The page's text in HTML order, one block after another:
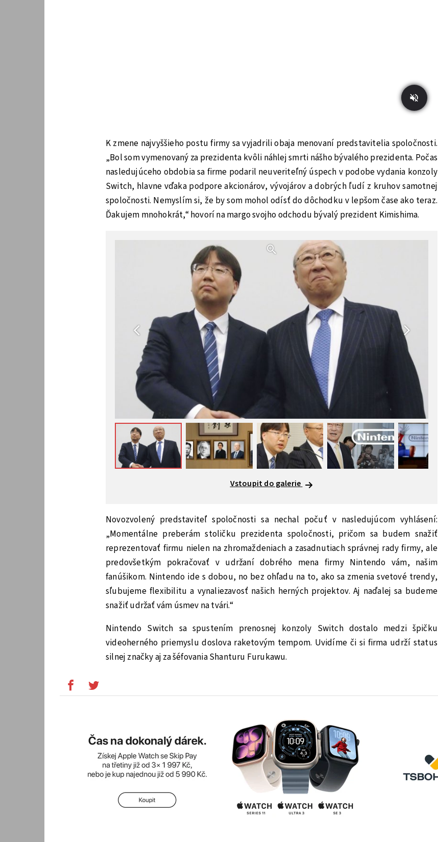
K zmene najvyššieho postu firmy sa vyjadrili obaja menovaní predstavitelia spoločnosti.
„Bol som vymenovaný za prezidenta kvôli náhlej smrti nášho bývalého prezidenta. Počas
nasledujúceho obdobia sa firme podaril neuveriteľný úspech v podobe vydania konzoly
Switch, hlavne vďaka podpore akcionárov, vývojárov a dobrých ľudí z kruhov samotnej
spoločnosti. Nemyslím si, že by som mohol odísť do dôchodku v lepšom čase ako teraz.
Ďakujem mnohokrát,“ hovorí na margo svojho odchodu bývalý prezident Kimishima.
Vstoupit do galerie
Novozvolený predstaviteľ spoločnosti sa nechal počuť v nasledujúcom vyhlásení:
„Momentálne preberám stoličku prezidenta spoločnosti, pričom sa budem snažiť
reprezentovať firmu nielen na zhromaždeniach a zasadnutiach správnej rady firmy, ale
predovšetkým pokračovať v udržaní dobrého mena firmy Nintendo vám, našim
fanúšikom. Nintendo ide s dobou, no bez ohľadu na to, ako sa zmenia svetové trendy,
sľubujeme flexibilitu a vynaliezavosť našich herných projektov. Aj naďalej sa budeme
snažiť udržať vám úsmev na tvári.“
Nintendo Switch sa spustením prenosnej konzoly Switch dostalo medzi špičku
videoherného priemyslu doslova raketovým tempom. Uvidíme či si firma udrží status
silnej značky aj za šéfovania Shanturu Furukawu.